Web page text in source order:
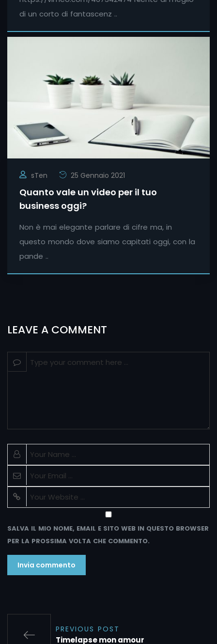
di un corto di fantascenz ..
sTen 25 Gennaio 2021
Quanto vale un video per il tuo
business oggi?
Non è mai elegante parlare di cifre ma, in
questo mondo dove siamo capitati oggi, con la
pande ..
LEAVE A COMMENT
SALVA IL MIO NOME, EMAIL E SITO WEB IN QUESTO BROWSER
PER LA PROSSIMA VOLTA CHE COMMENTO.
PREVIOUS POST
Timelapse mon amour